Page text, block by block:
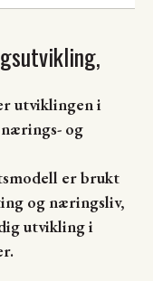
utviklingen i
og
er brukt
og næringsliv,
utvikling i